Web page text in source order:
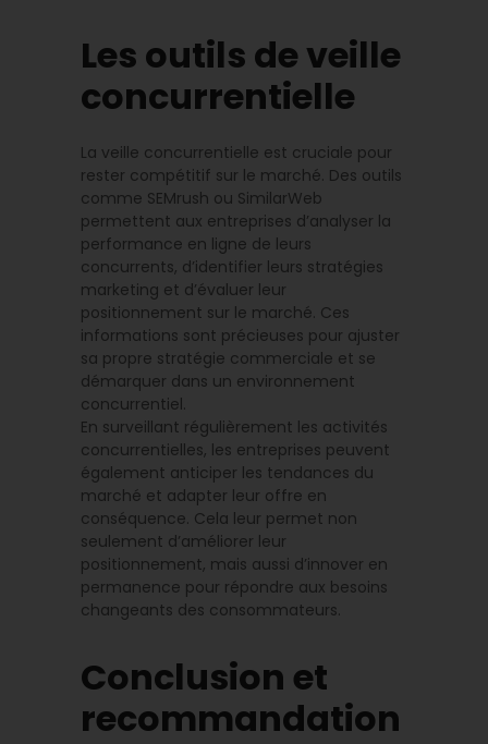
Les outils de veille
concurrentielle
La veille concurrentielle est cruciale pour
rester compétitif sur le marché. Des outils
comme SEMrush ou SimilarWeb
permettent aux entreprises d’analyser la
performance en ligne de leurs
concurrents, d’identifier leurs stratégies
marketing et d’évaluer leur
positionnement sur le marché. Ces
informations sont précieuses pour ajuster
sa propre stratégie commerciale et se
démarquer dans un environnement
concurrentiel.
En surveillant régulièrement les activités
concurrentielles, les entreprises peuvent
également anticiper les tendances du
marché et adapter leur offre en
conséquence. Cela leur permet non
seulement d’améliorer leur
positionnement, mais aussi d’innover en
permanence pour répondre aux besoins
changeants des consommateurs.
Conclusion et
recommandation